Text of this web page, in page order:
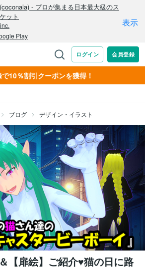
10％割引クーポンを獲得！
ブログ デザイン・イラスト
【扉絵】ご紹介♥猫の日に路